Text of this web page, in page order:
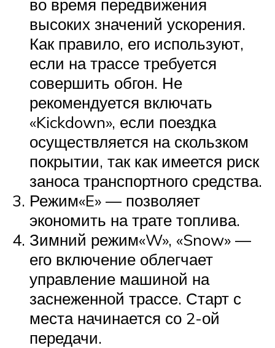
во время передвижения
высоких значений ускорения.
Как правило, его используют,
если на трассе требуется
совершить обгон. Не
рекомендуется включать
«Kickdown», если поездка
осуществляется на скользком
покрытии, так как имеется риск
заноса транспортного средства.
Режим«E» — позволяет
экономить на трате топлива.
Зимний режим«W», «Snow» —
его включение облегчает
управление машиной на
заснеженной трассе. Старт с
места начинается со 2-ой
передачи.